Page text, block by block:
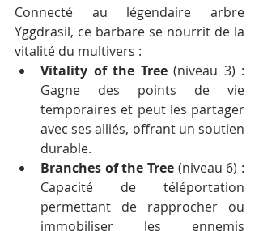
Connecté au légendaire arbre
Yggdrasil, ce barbare se nourrit de la
vitalité du multivers :
Vitality of the Tree (niveau 3) :
Gagne des points de vie
temporaires et peut les partager
avec ses alliés, offrant un soutien
durable.
Branches of the Tree (niveau 6) :
Capacité de téléportation
permettant de rapprocher ou
immobiliser les ennemis